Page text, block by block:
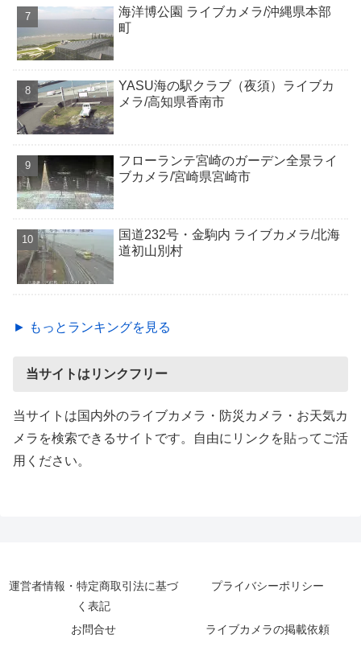
海洋博公園 ライブカメラ/沖縄県本部
町
YASU海の駅クラブ（夜須）ライブカ
メラ/高知県香南市
フローランテ宮崎のガーデン全景ライ
ブカメラ/宮崎県宮崎市
国道232号・金駒内 ライブカメラ/北海
道初山別村
► もっとランキングを見る
当サイトはリンクフリー
当サイトは国内外のライブカメラ・防災カメラ・お天気カ
メラを検索できるサイトです。自由にリンクを貼ってご活
用ください。
運営者情報・特定商取引法に基づ
く表記
プライバシーポリシー
お問合せ ライブカメラの掲載依頼